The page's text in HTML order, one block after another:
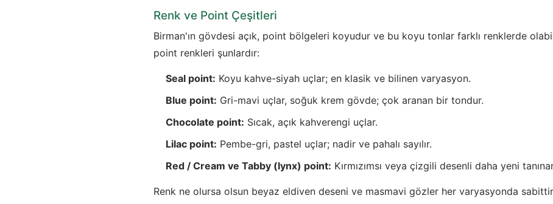
Renk ve Point Çeşitleri
Birman'ın gövdesi açık, point bölgeleri koyudur ve bu koyu tonlar farklı renklerde
point renkleri şunlardır:
Seal point: Koyu kahve-siyah uçlar; en klasik ve bilinen varyasyon.
Blue point: Gri-mavi uçlar, soğuk krem gövde; çok aranan bir tondur.
Chocolate point: Sıcak, açık kahverengi uçlar.
Lilac point: Pembe-gri, pastel uçlar; nadir ve pahalı sayılır.
Red / Cream ve Tabby (lynx) point: Kırmızımsı veya çizgili desenli daha yeni
Renk ne olursa olsun beyaz eldiven deseni ve masmavi gözler her varyasyonda